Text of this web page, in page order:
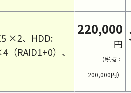
×2、HDD:
（RAID1+0）、
220,000
円
（税抜：
200,000円）